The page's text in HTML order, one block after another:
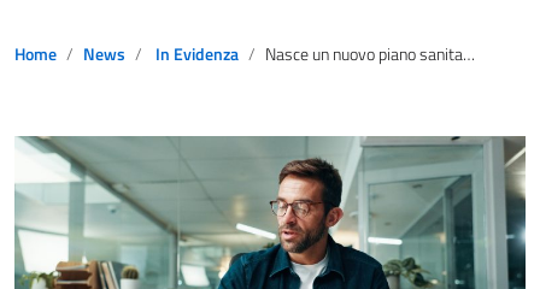
Home News In Evidenza Nasce un nuovo piano sanitario per pubblicisti e freelance